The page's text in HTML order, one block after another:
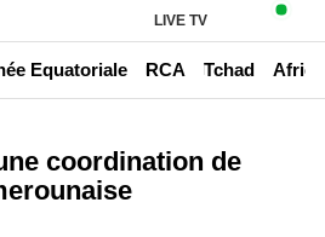
LIVE TV
Equatoriale RCA Tchad
coordination de